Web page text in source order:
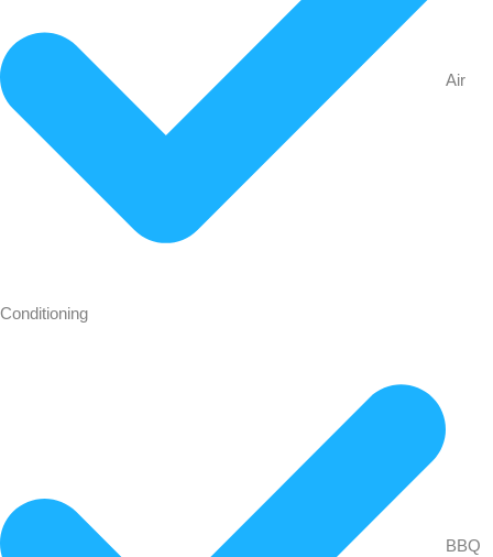
Air
Conditioning
BBQ